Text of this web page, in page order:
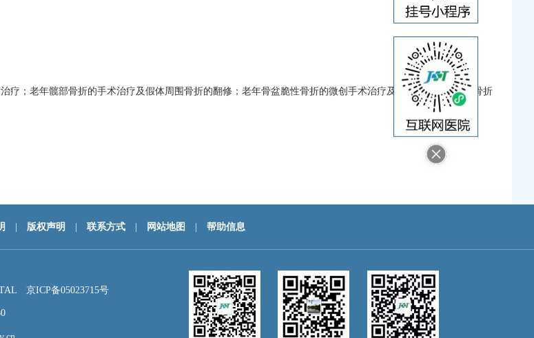
疗；老年髋部骨折的手术治疗及假体周围骨折的翻修；老年骨盆脆性骨折的微创手术治疗及康复；成人股骨颈骨折
版权声明 联系方式 网站地图 帮助信息
京ICP备05023715号